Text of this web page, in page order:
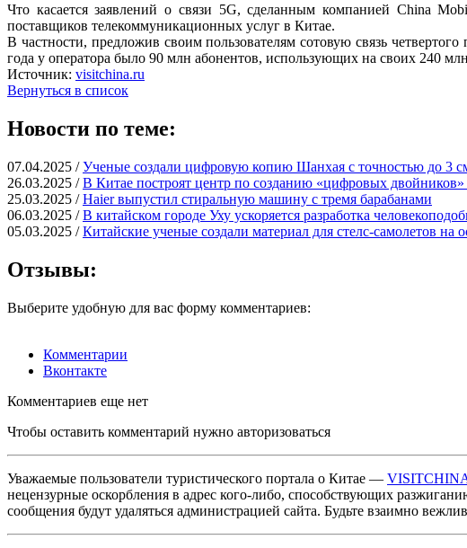
Что касается заявлений о связи 5G, сделанным компанией China
поставщиков телекоммуникационных услуг в Китае.
В частности, предложив своим пользователям сотовую связь
года у оператора было 90 млн абонентов, использующих на своих 240
Источник: visitchina.ru
Вернуться в список
Новости по теме:
07.04.2025 /Ученые создали цифровую копию Шанхая с точностью до 3
26.03.2025 /В Китае построят центр по созданию «цифровых
25.03.2025 /Haier выпустил стиральную машину с тремя барабанами
06.03.2025 /В китайском городе Уху ускоряется разработка
05.03.2025 /Китайские ученые создали материал для стелс-самолетов на
Отзывы:
Выберите удобную для вас форму комментариев:
Комментарии
Вконтакте
Комментариев еще нет
Чтобы оставить комментарий нужно авторизоваться
Уважаемые пользователи туристического портала о Китае —
нецензурные оскорбления в адрес кого-либо, способствующих
сообщения будут удаляться администрацией сайта. Будьте взаимно